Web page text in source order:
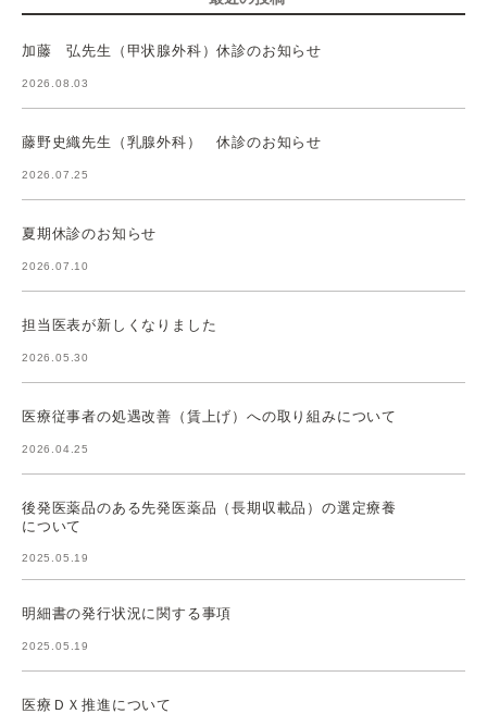
加藤 弘先生（甲状腺外科）休診のお知らせ
2026.08.03
藤野史織先生（乳腺外科） 休診のお知らせ
2026.07.25
夏期休診のお知らせ
2026.07.10
担当医表が新しくなりました
2026.05.30
医療従事者の処遇改善（賃上げ）への取り組みについて
2026.04.25
後発医薬品のある先発医薬品（長期収載品）の選定療養
について
2025.05.19
明細書の発行状況に関する事項
2025.05.19
医療ＤＸ推進について